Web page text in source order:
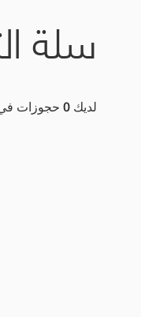
سلة
لديك 0 حجوزات